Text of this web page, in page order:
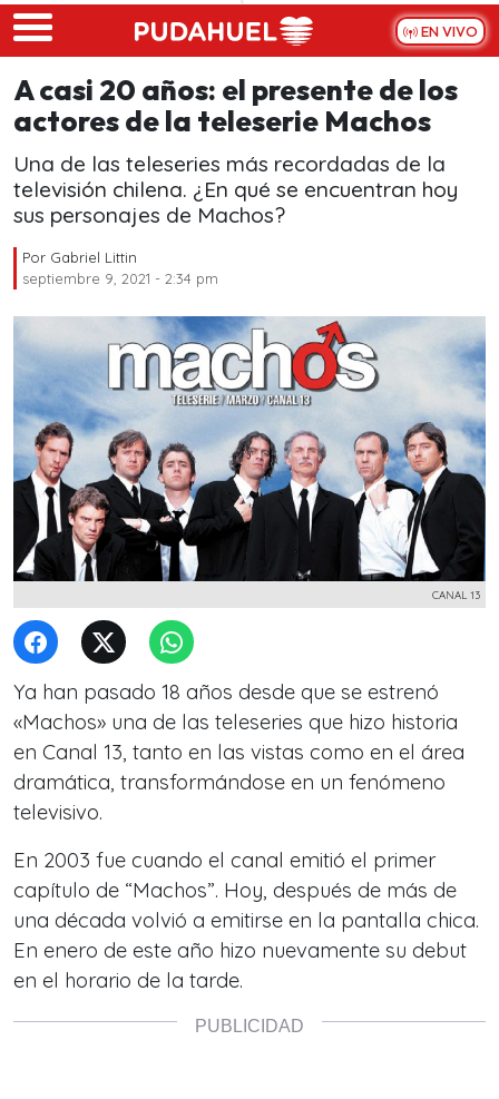
Skip to main content
EN VIVO
A casi 20 años: el presente de los
actores de la teleserie Machos
Una de las teleseries más recordadas de la
televisión chilena. ¿En qué se encuentran hoy
sus personajes de Machos?
Por Gabriel Littin
septiembre 9, 2021 - 2:34 pm
CANAL 13
Ya han pasado 18 años desde que se estrenó
«Machos» una de las teleseries que hizo historia
en Canal 13, tanto en las vistas como en el área
dramática, transformándose en un fenómeno
televisivo.
En 2003 fue cuando el canal emitió el primer
capítulo de “Machos”. Hoy, después de más de
una década volvió a emitirse en la pantalla chica.
En enero de este año hizo nuevamente su debut
en el horario de la tarde.